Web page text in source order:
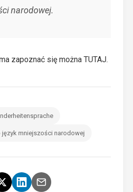
narodowej.
zapoznać się można TUTAJ.
mniejszości narodowej